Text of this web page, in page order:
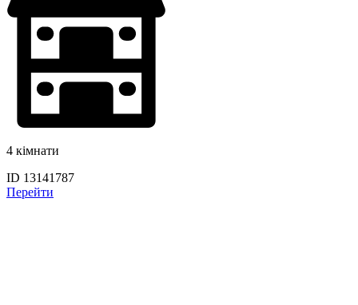
4 кімнати
ID 13141787
Перейти